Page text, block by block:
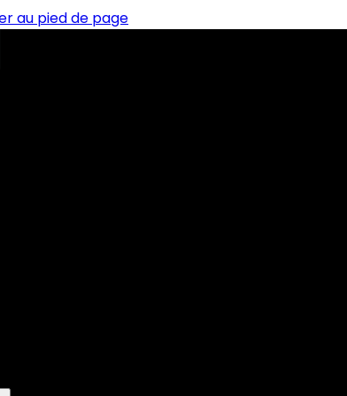
au pied de page